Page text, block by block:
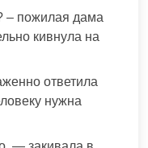
– пожилая дама
кивнула на
ответила
нужна